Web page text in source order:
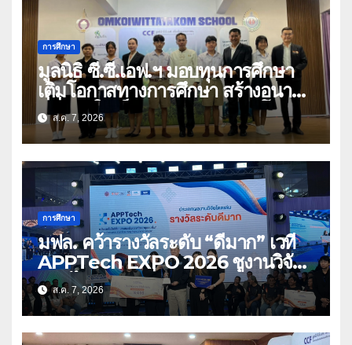
การศึกษา
มูลนิธิ ซี.ซี.เอฟ.ฯ มอบทุนการศึกษา
เติมโอกาสทางการศึกษา สร้างอนาคต
ที่มั่นคงให้เด็กและเยาวชนด้อยโอกาส
ส.ค. 7, 2026
การศึกษา
มฟล. คว้ารางวัลระดับ “ดีมาก” เวที
APPTech EXPO 2026 ชูงานวิจัย
สมุนไพร ขับเคลื่อนนวัตกรรมสู่เชิง
พาณิชย์
ส.ค. 7, 2026